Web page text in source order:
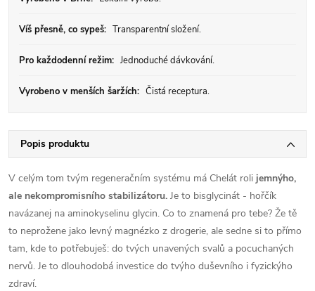
Víš přesně, co sypeš: Transparentní složení.
Pro každodenní režim: Jednoduché dávkování.
Vyrobeno v menších šaržích: Čistá receptura.
Popis produktu
V celým tom tvým regeneračním systému má Chelát roli jemnýho,
ale nekompromisního stabilizátoru. Je to bisglycinát - hořčík
navázanej na aminokyselinu glycin. Co to znamená pro tebe? Že tě
to neprožene jako levný magnézko z drogerie, ale sedne si to přímo
tam, kde to potřebuješ: do tvých unavených svalů a pocuchaných
nervů. Je to dlouhodobá investice do tvýho duševního i fyzickýho
zdraví.